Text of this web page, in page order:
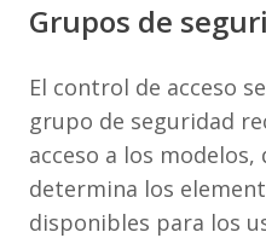
Grupos de
El control de acceso
grupo de seguridad
acceso a los modelos,
determina los
disponibles para los